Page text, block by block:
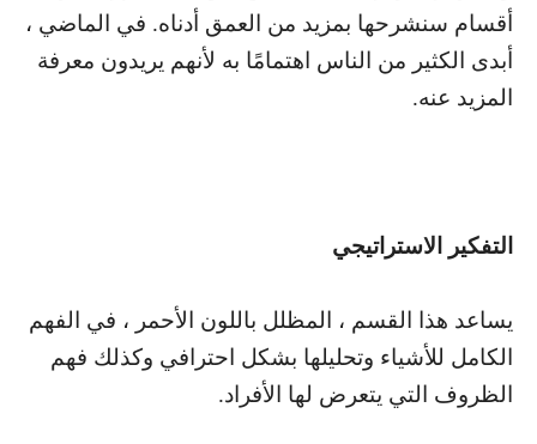
أقسام سنشرحها بمزيد من العمق أدناه. في الماضي ،
أبدى الكثير من الناس اهتمامًا به لأنهم يريدون معرفة
المزيد عنه.
التفكير الاستراتيجي
يساعد هذا القسم ، المظلل باللون الأحمر ، في الفهم
الكامل للأشياء وتحليلها بشكل احترافي وكذلك فهم
الظروف التي يتعرض لها الأفراد.